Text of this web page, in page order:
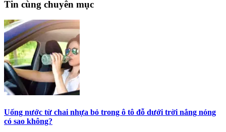
Tin cùng chuyên mục
Uống nước từ chai nhựa bỏ trong ô tô đỗ dưới trời nắng nóng
có sao không?